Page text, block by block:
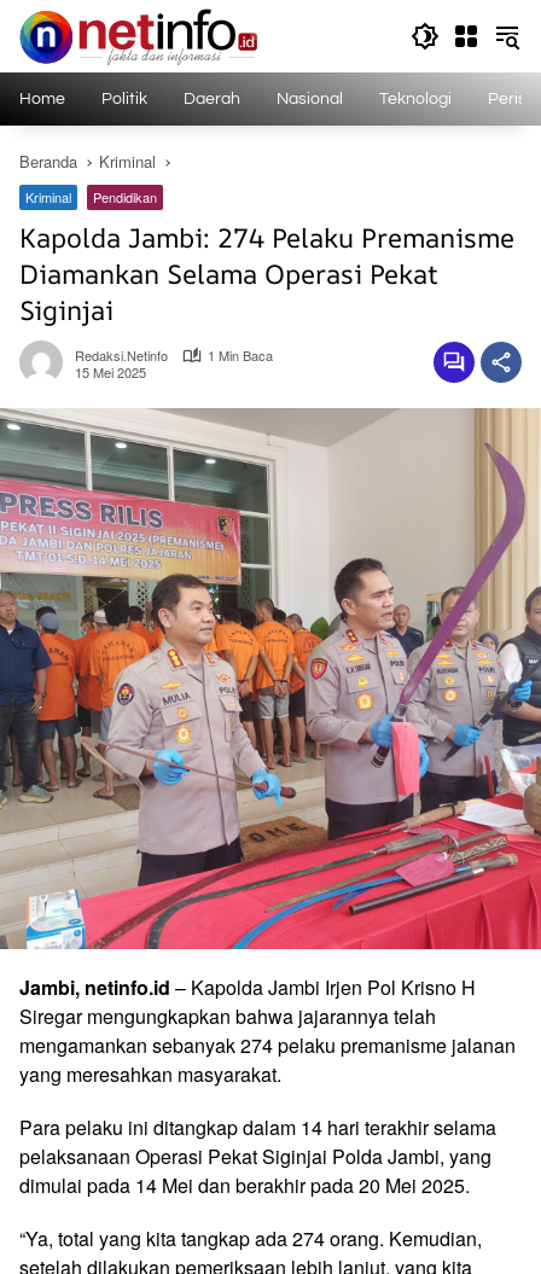
Langsung
konten
Home Politik Daerah Nasional Teknologi
Beranda Kriminal
Kriminal Pendidikan
Kapolda Jambi: 274 Pelaku Premanisme
Diamankan Selama Operasi Pekat
Siginjai
Redaksi.netinfo
1 Min Baca
15 Mei 2025
Jambi, netinfo.id – Kapolda Jambi Irjen Pol Krisno H
Siregar mengungkapkan bahwa jajarannya telah
mengamankan sebanyak 274 pelaku premanisme jalanan
yang meresahkan masyarakat.
Para pelaku ini ditangkap dalam 14 hari terakhir selama
pelaksanaan Operasi Pekat Siginjai Polda Jambi, yang
dimulai pada 14 Mei dan berakhir pada 20 Mei 2025.
“Ya, total yang kita tangkap ada 274 orang. Kemudian,
setelah dilakukan pemeriksaan lebih lanjut, yang kita